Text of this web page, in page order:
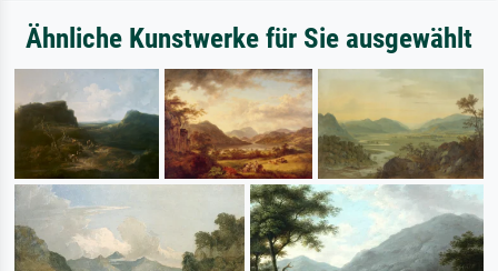
Ähnliche Kunstwerke für Sie ausgewählt